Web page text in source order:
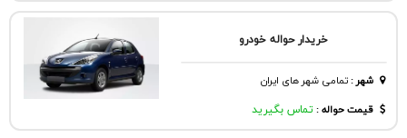
خریدار حواله خودرو
شهر:تمامی شهر های ایران
قیمت حواله : تماس بگیرید